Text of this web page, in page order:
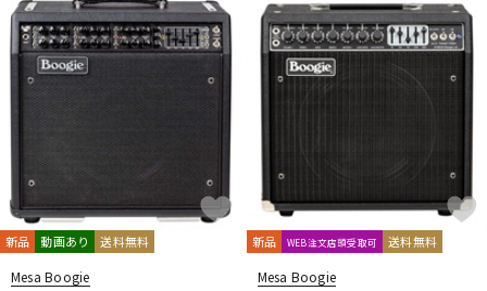
新品 動画あり 送料無料
Mesa Boogie
新品 WEB注文店頭受取可 送料無料
Mesa Boogie